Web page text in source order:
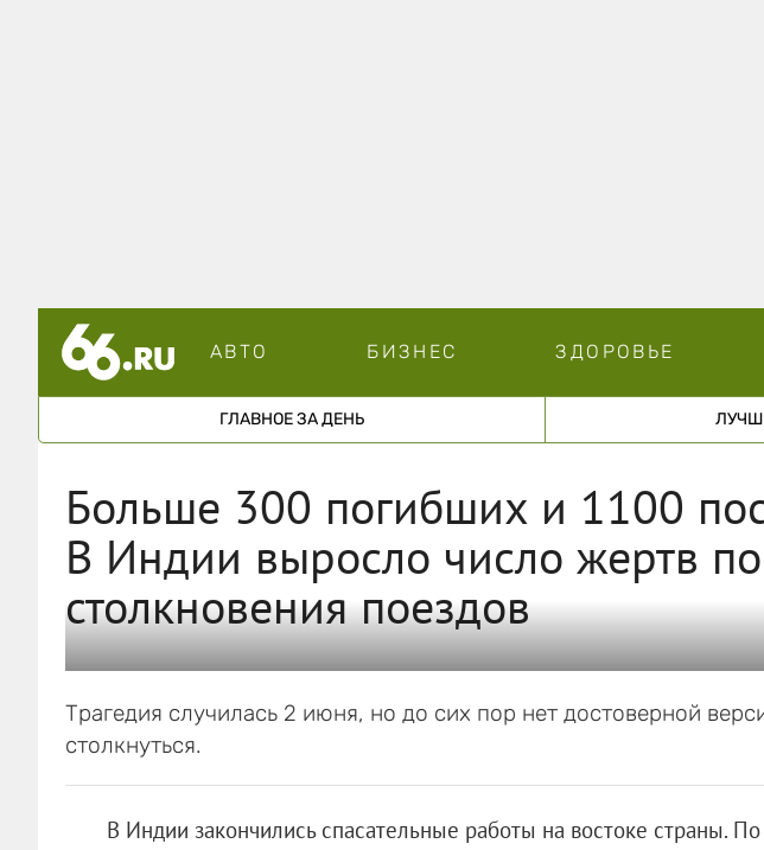
АВТО БИЗНЕС ЗДОРОВЬЕ
ГЛАВНОЕ ЗА ДЕНЬ
Больше 300 погибших и 1100
В Индии выросло число жертв
столкновения поездов
Трагедия случилась 2 июня, но до сих пор нет достоверной
столкнуться.
В Индии закончились спасательные работы на востоке страны.